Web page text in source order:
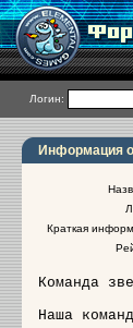
Логин:
Информация
Краткая
Команда
Наша